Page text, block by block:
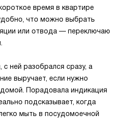
время в квартире
что можно выбрать
или отвода — переключаю
ней разобрался сразу, а
выручает, если нужно
Порадовала индикация
подсказывает, когда
мыть в посудомоечной